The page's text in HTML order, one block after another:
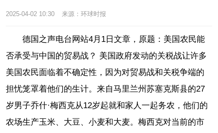
2025-04-02 10:30 来源：环球时报
德国之声电台网站4月1日文章，原题：美国农民能
否承受与中国的贸易战？ 美国政府发动的关税战让许多
美国农民面临着不确定性，因为对贸易战和关税争端的
担忧笼罩着他们的生计。来自马里兰州苏塞克斯县的27
岁男子乔什·梅西克从12岁起就和家人一起务农，他们的
农场生产玉米、大豆、小麦和大麦。梅西克对当前的市